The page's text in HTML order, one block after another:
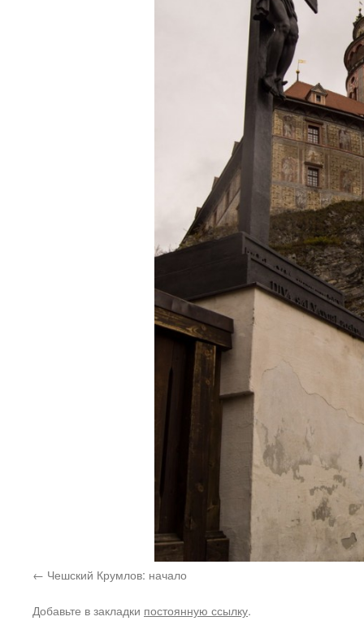
Чешский Крумлов: начало
Добавьте в закладки постоянную ссылку.